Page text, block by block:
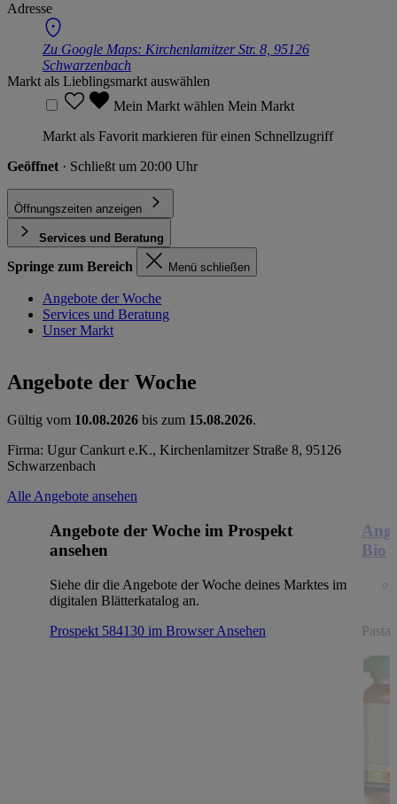
Adresse
Zu Google Maps: Kirchenlamitzer Str. 8, 95126
Schwarzenbach
Markt als Lieblingsmarkt auswählen
Mein Markt wählen Mein Markt
Markt als Favorit markieren für einen Schnellzugriff
Geöffnet · Schließt um 20:00 Uhr
Öffnungszeiten anzeigen
Services und Beratung
Springe zum Bereich Menü schließen
Angebote der Woche
Services und Beratung
Unser Markt
Angebote der Woche
Gültig vom 10.08.2026 bis zum 15.08.2026.
Firma: Ugur Cankurt e.K., Kirchenlamitzer Straße 8, 95126
Schwarzenbach
Alle Angebote ansehen
Angebote der Woche im Prospekt
ansehen
Siehe dir die Angebote der Woche deines Marktes im
digitalen Blätterkatalog an.
Prospekt 584130 im BrowserAnsehen
Bio